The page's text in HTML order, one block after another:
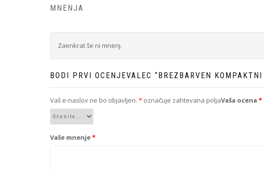
MNENJA
Zaenkrat še ni mnenj.
BODI PRVI OCENJEVALEC “BREZBARVEN KOMPAKTNI
Vaš e-naslov ne bo objavljen. * označuje zahtevana poljaVaša ocena *
Vaše mnenje*